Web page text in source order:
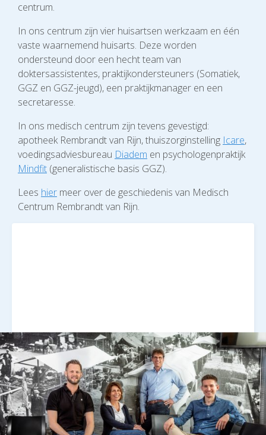
centrum.
In ons centrum zijn vier huisartsen werkzaam en één
vaste waarnemend huisarts. Deze worden
ondersteund door een hecht team van
doktersassistentes, praktijkondersteuners (Somatiek,
GGZ en GGZ-jeugd), een praktijkmanager en een
secretaresse.
In ons medisch centrum zijn tevens gevestigd:
apotheek Rembrandt van Rijn, thuiszorginstelling Icare,
voedingsadviesbureau Diadem en psychologenpraktijk
Mindfit (generalistische basis GGZ).
Lees hier meer over de geschiedenis van Medisch
Centrum Rembrandt van Rijn.